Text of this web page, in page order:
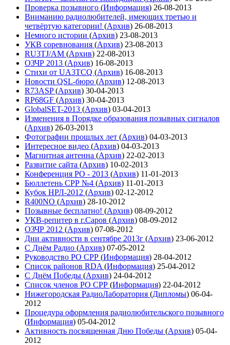
Проверка позывного (Информация) 26-08-2013
Вниманию радиолюбителей, имеющих третью и
четвёртую категории! (Архив) 26-08-2013
Немного истории (Архив) 23-08-2013
УКВ соревнования (Архив) 23-08-2013
RU3TJ/AM (Архив) 22-08-2013
ОЗЧР 2013 (Архив) 16-08-2013
Стихи от UA3TCQ (Архив) 16-08-2013
Новости QSL-бюро (Архив) 12-08-2013
R73ASP(Архив) 30-04-2013
RP68GF (Архив) 30-04-2013
GlobalSET-2013 (Архив) 03-04-2013
Изменения в Порядке образования позывных сигналов
(Архив) 26-03-2013
Фотографии прошлых лет (Архив) 04-03-2013
Интересное видео (Архив) 04-03-2013
Магнитная антенна (Архив) 22-02-2013
Развитие сайта (Архив) 10-02-2013
Конференция РО - 2013 (Архив) 11-01-2013
Бюллетень СРР №4 (Архив) 11-01-2013
Кубок НРЛ-2012 (Архив) 02-12-2012
R400NO (Архив) 28-10-2012
Позывные бесплатно! (Архив) 08-09-2012
УКВ-репитер в г.Саров (Архив) 08-09-2012
ОЗЧР 2012 (Архив) 07-08-2012
Дни активности в сентябре 2013г (Архив) 23-06-2012
С Днём Радио (Архив) 07-05-2012
Руководство РО СРР (Информация) 28-04-2012
Список районов RDA (Информация) 25-04-2012
С Днём Победы (Архив) 24-04-2012
Список членов РО СРР (Информация) 22-04-2012
Нижегородская РадиоЛаборатория (Дипломы) 06-04-
2012
Процедура оформления радиолюбительского позывного
(Информация) 05-04-2012
Активность посвященная Дню Победы (Архив) 05-04-
2012